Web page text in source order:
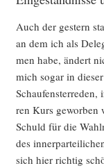
Auch der ges­tern
an dem ich als
men habe, ändert
mich sogar in
ren Kurs gewor­ben
Schuld für die
des
sich hier rich­tig